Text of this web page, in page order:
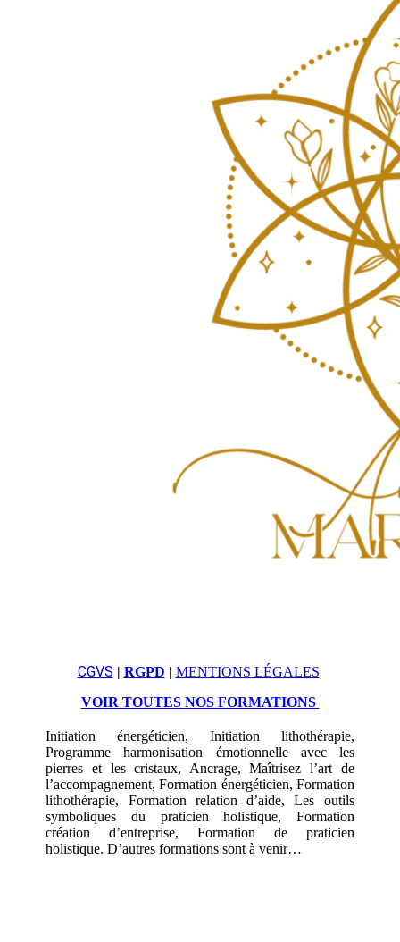
CGVS | RGPD | MENTIONS LÉGALES
VOIR TOUTES NOS FORMATIONS
Initiation énergéticien, Initiation lithothérapie,
Programme harmonisation émotionnelle avec les
pierres et les cristaux, Ancrage, Maîtrisez l’art de
l’accompagnement, Formation énergéticien, Formation
lithothérapie, Formation relation d’aide, Les outils
symboliques du praticien holistique, Formation
création d’entreprise, Formation de praticien
holistique. D’autres formations sont à venir…